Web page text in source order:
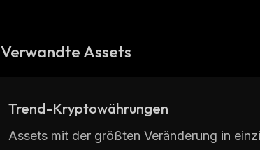
Verwandte Assets
Trend-Kryptowährungen
Assets mit der größten Veränderung in